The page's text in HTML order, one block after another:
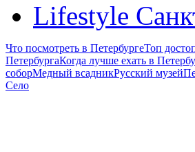
Lifestyle
Что посмотреть в ПетербургеТоп
ПетербургаКогда лучше ехать в
соборМедный всадникРусский музей
Село